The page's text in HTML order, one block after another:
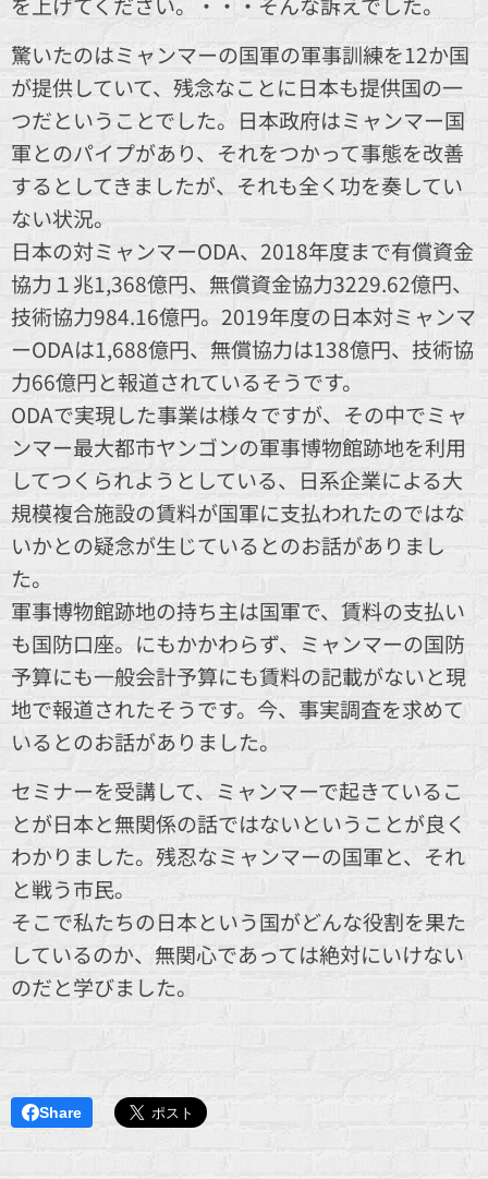
驚いたのはミャンマーの国軍の軍事訓練を12か国
が提供していて、残念なことに日本も提供国の一
つだということでした。日本政府はミャンマー国
軍とのパイプがあり、それをつかって事態を改善
するとしてきましたが、それも全く功を奏してい
ない状況。
日本の対ミャンマーODA、2018年度まで有償資金
協力１兆1,368億円、無償資金協力3229.62億円、
技術協力984.16億円。2019年度の日本対ミャンマ
ーODAは1,688億円、無償協力は138億円、技術協
力66億円と報道されているそうです。
ODAで実現した事業は様々ですが、その中でミャ
ンマー最大都市ヤンゴンの軍事博物館跡地を利用
してつくられようとしている、日系企業による大
規模複合施設の賃料が国軍に支払われたのではな
いかとの疑念が生じているとのお話がありまし
た。
軍事博物館跡地の持ち主は国軍で、賃料の支払い
も国防口座。にもかかわらず、ミャンマーの国防
予算にも一般会計予算にも賃料の記載がないと現
地で報道されたそうです。今、事実調査を求めて
いるとのお話がありました。
セミナーを受講して、ミャンマーで起きているこ
とが日本と無関係の話ではないということが良く
わかりました。残忍なミャンマーの国軍と、それ
と戦う市民。
そこで私たちの日本という国がどんな役割を果た
しているのか、無関心であっては絶対にいけない
のだと学びました。
Share